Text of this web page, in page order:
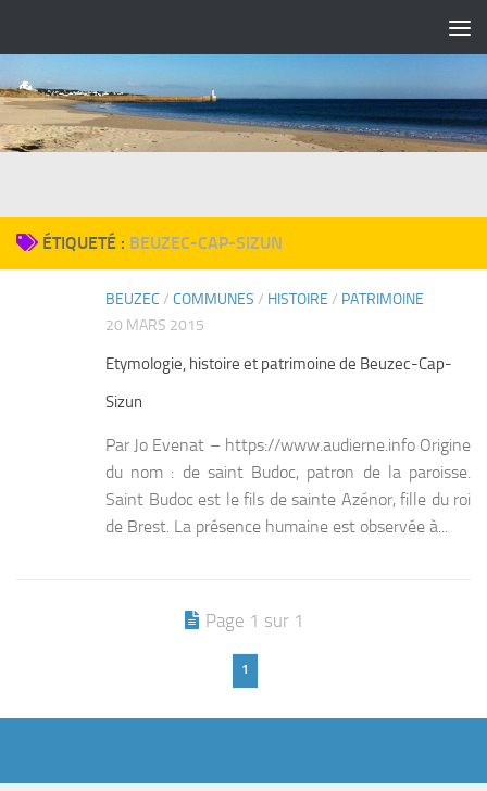
ÉTIQUETÉ : BEUZEC-CAP-SIZUN
BEUZEC / COMMUNES / HISTOIRE / PATRIMOINE
20 MARS 2015
Etymologie, histoire et patrimoine de Beuzec-Cap-
Sizun
Par Jo Evenat – https://www.audierne.info Origine
du nom : de saint Budoc, patron de la paroisse.
Saint Budoc est le fils de sainte Azénor, fille du roi
de Brest. La présence humaine est observée à...
Page 1 sur 1
1